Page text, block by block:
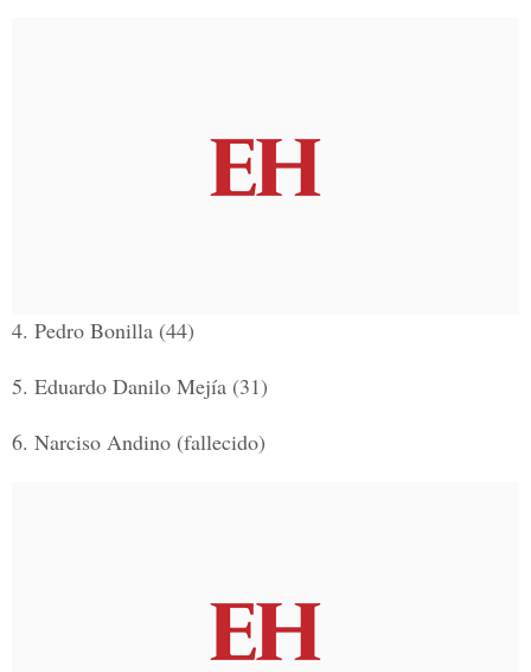
4. Pedro Bonilla (44)
5. Eduardo Danilo Mejía (31)
6. Narciso Andino (fallecido)